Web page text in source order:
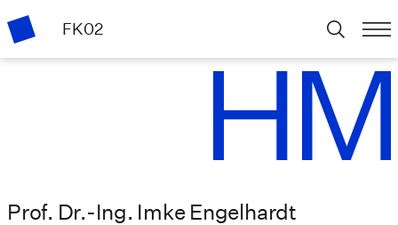
FK02
Prof. Dr.-Ing. Imke Engelhardt